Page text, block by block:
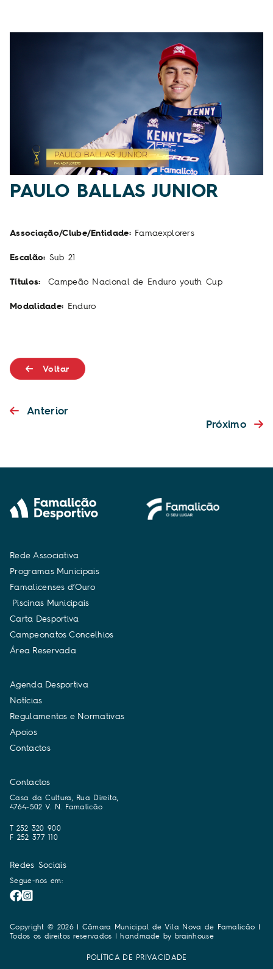
PAULO BALLAS JUNIOR
Associação/Clube/Entidade: Famaexplorers
Escalão: Sub 21
Títulos: Campeão Nacional de Enduro youth Cup
Modalidade: Enduro
Voltar
Anterior
Próximo
Rede Associativa
Programas Municipais
Famalicenses d’Ouro
Piscinas Municipais
Carta Desportiva
Campeonatos Concelhios
Área Reservada
Agenda Desportiva
Notícias
Regulamentos e Normativas
Apoios
Contactos
Contactos
Casa da Cultura, Rua Direita,
4764-502 V. N. Famalicão
T 252 320 900
F 252 377 110
Redes Sociais
Segue-nos em:
Copyright © 2026 | Câmara Municipal de Vila Nova de Famalicão |
Todos os direitos reservados | handmade by brainhouse
POLÍTICA DE PRIVACIDADE